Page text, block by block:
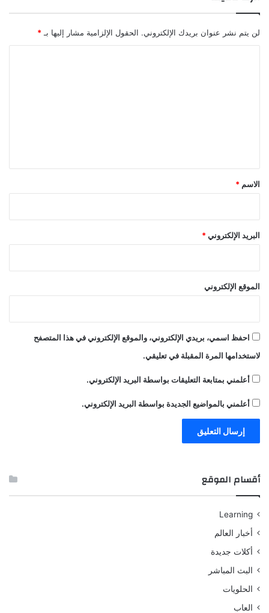
لن يتم نشر عنوان بريدك الإلكتروني. الحقول الإلزامية مشار إليها بـ *
*
الاسم *
البريد الإلكتروني *
الموقع الإلكتروني
احفظ اسمي، بريدي الإلكتروني، والموقع الإلكتروني في هذا المتصفح
لاستخدامها المرة المقبلة في تعليقي.
أعلمني بمتابعة التعليقات بواسطة البريد الإلكتروني.
أعلمني بالمواضيع الجديدة بواسطة البريد الإلكتروني.
أقسام الموقع
Learning
أخبار العالم
أكلات جديدة
البث المباشر
الحلويات
العاب